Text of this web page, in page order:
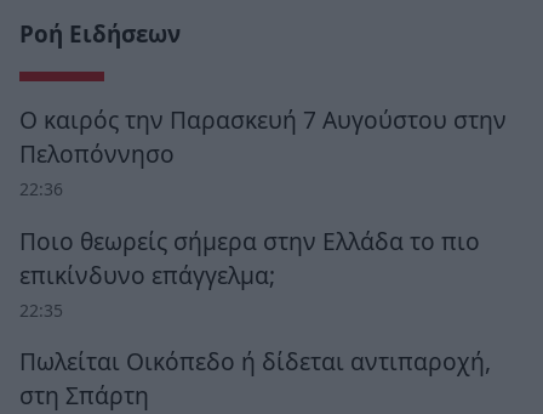
Ροή Ειδήσεων
Ο καιρός την Παρασκευή 7 Αυγούστου στην
Πελοπόννησο
22:36
Ποιο θεωρείς σήμερα στην Ελλάδα το πιο
επικίνδυνο επάγγελμα;
22:35
Πωλείται Οικόπεδο ή δίδεται αντιπαροχή,
στη Σπάρτη